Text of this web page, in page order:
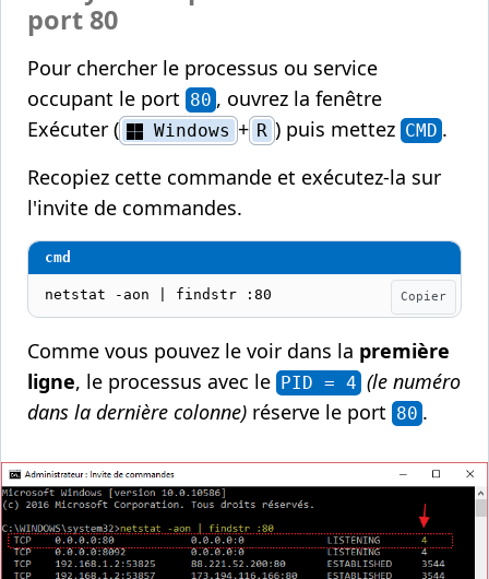
port 80
Pour chercher le processus ou service
occupant le port 80 , ouvrez la fenêtre
Exécuter (
Windows + R ) puis mettez CMD .
Recopiez cette commande et exécutez-la sur
l'invite de commandes.
Copier
netstat -aon | findstr :80
Comme vous pouvez le voir dans la première
ligne, le processus avec le PID = 4 (le numéro
dans la dernière colonne) réserve le port 80 .